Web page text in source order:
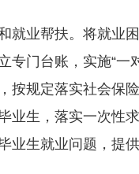
业帮扶。将就业困
专门台账，实施“
按规定落实社会保
业生，落实一次性
业生就业问题，提